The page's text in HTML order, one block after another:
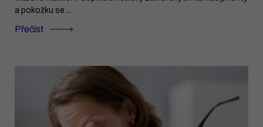
a pokožku se ...
Přečíst